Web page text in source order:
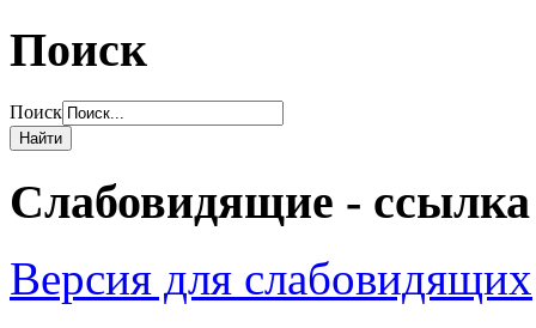
Поиск
Поиск
Слабовидящие - ссылка
Версия для слабовидящих